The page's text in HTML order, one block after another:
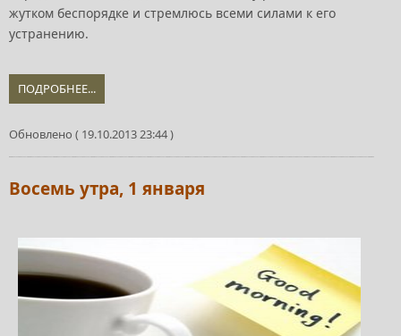
жутком беспорядке и стремлюсь всеми силами к его
устранению.
ПОДРОБНЕЕ...
Обновлено ( 19.10.2013 23:44 )
Восемь утра, 1 января